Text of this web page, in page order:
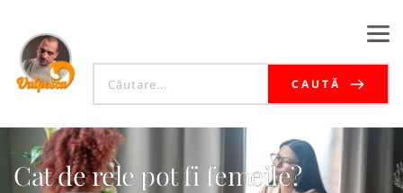
CAUTĂ
Cat de rele pot fi femeile?